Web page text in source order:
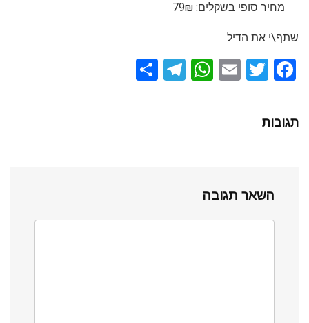
מחיר סופי בשקלים: 79₪
שתף\י את הדיל
F
ce
b
k
T
E
W
T
תגובות
השאר תגובה